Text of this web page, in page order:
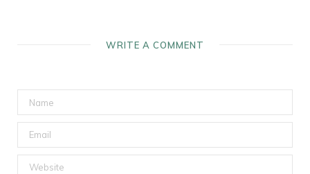
WRITE A COMMENT